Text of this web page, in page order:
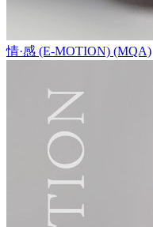
情·感 (E-MOTION) (MQA)